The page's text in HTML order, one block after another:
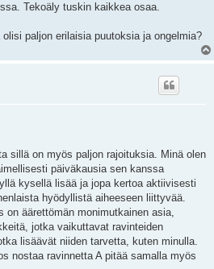
Tekoäly tuskin kaikkea osaa.
paljon erilaisia puutoksia ja ongelmia?
sillä on myös paljon rajoituksia. Minä olen
päiväkausia sen kanssa
kysellä lisää ja jopa kertoa aktiivisesti
hyödyllistä aiheeseen liittyvää.
äärettömän monimutkainen asia,
jotka vaikuttavat ravinteiden
lisäävät niiden tarvetta, kuten minulla.
nostaa ravinnetta A pitää samalla myös